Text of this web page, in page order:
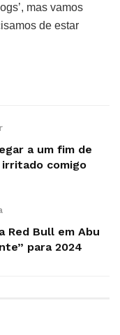
mas vamos
de estar
a um fim de
irritado comigo
Red Bull em Abu
para 2024